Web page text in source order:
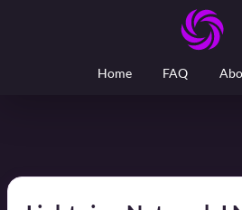
Home FAQ